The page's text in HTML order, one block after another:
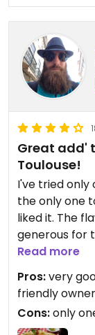
Great add'
Toulouse!
I've tried only
the only one
liked it. The
generous for
pleasant and
they will
having
Read more
Pros:very
friendly
Cons:only